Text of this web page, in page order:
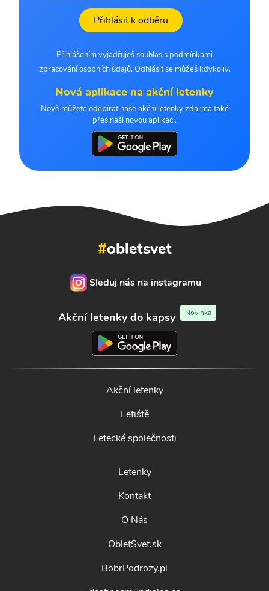
Přihlásit k odběru
Přihlášením vyjadřuješ souhlas s podmínkami
zpracování osobních údajů. Odhlásit se můžeš kdykoliv.
Nová aplikace na akční letenky
Nově můžete odebírat naše akční letenky zdarma také
přes naší novou aplikaci.
#obletsvet
Sleduj nás na instagramu
Akční letenky do kapsy Novinka
Akční letenky
Letiště
Letecké společnosti
Letenky
Kontakt
O Nás
ObletSvet.sk
BobrPodrozy.pl